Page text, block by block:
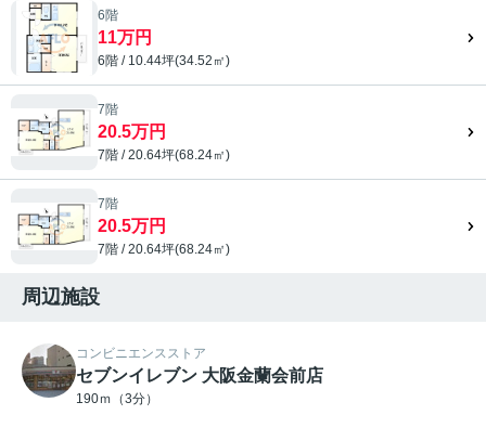
6階
11万円
6階 / 10.44坪(34.52㎡)
7階
20.5万円
7階 / 20.64坪(68.24㎡)
7階
20.5万円
7階 / 20.64坪(68.24㎡)
周辺施設
コンビニエンスストア
セブンイレブン 大阪金蘭会前店
190ｍ（3分）